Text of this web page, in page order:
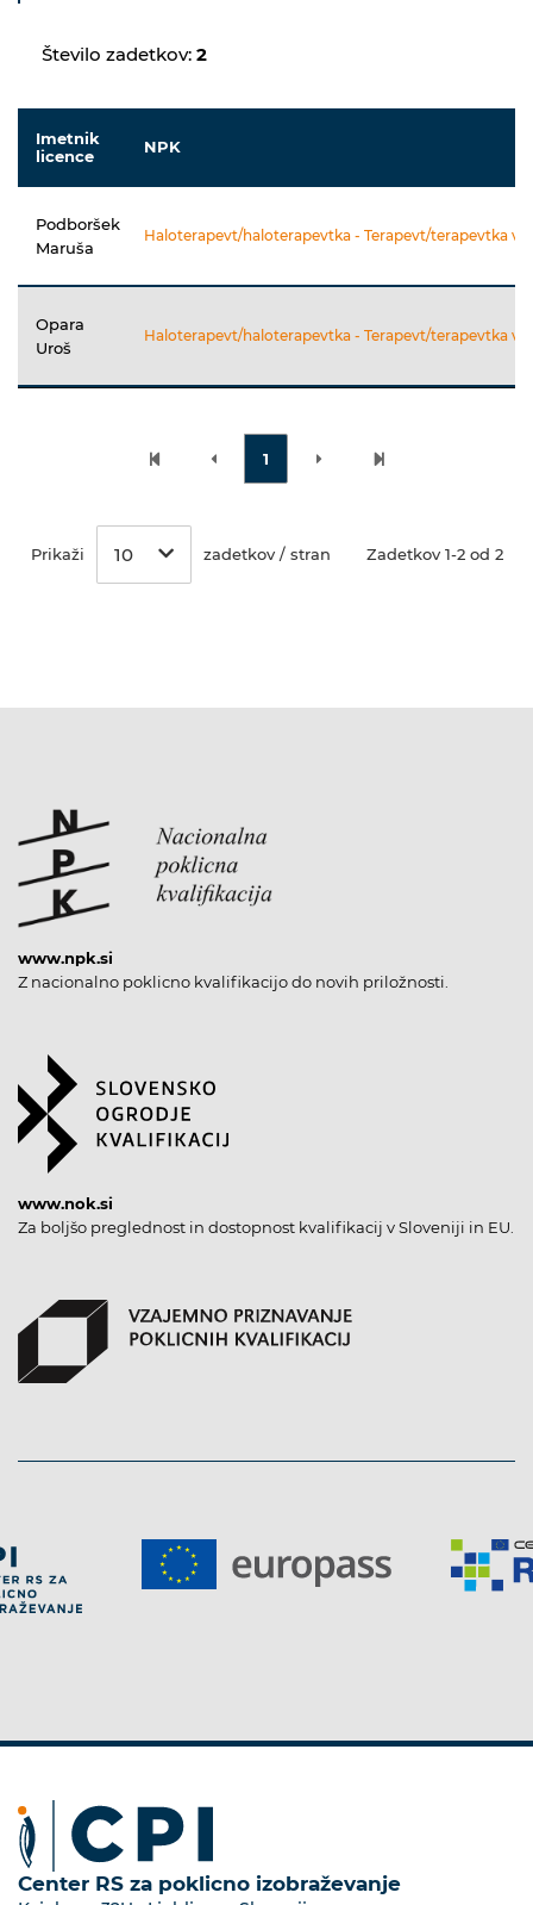
Število zadetkov: 2
Imetnik
licence
NPK
Podboršek
Maruša
Haloterapevt/haloterapevtka - Terapevt/terapevtka v
Opara
Uroš
Haloterapevt/haloterapevtka - Terapevt/terapevtka v
1
Prikaži 10 zadetkov / stran Zadetkov 1-2 od 2
www.npk.si
Z nacionalno poklicno kvalifikacijo do novih priložnosti.
www.nok.si
Za boljšo preglednost in dostopnost kvalifikacij v Sloveniji in EU.
Center RS za poklicno izobraževanje